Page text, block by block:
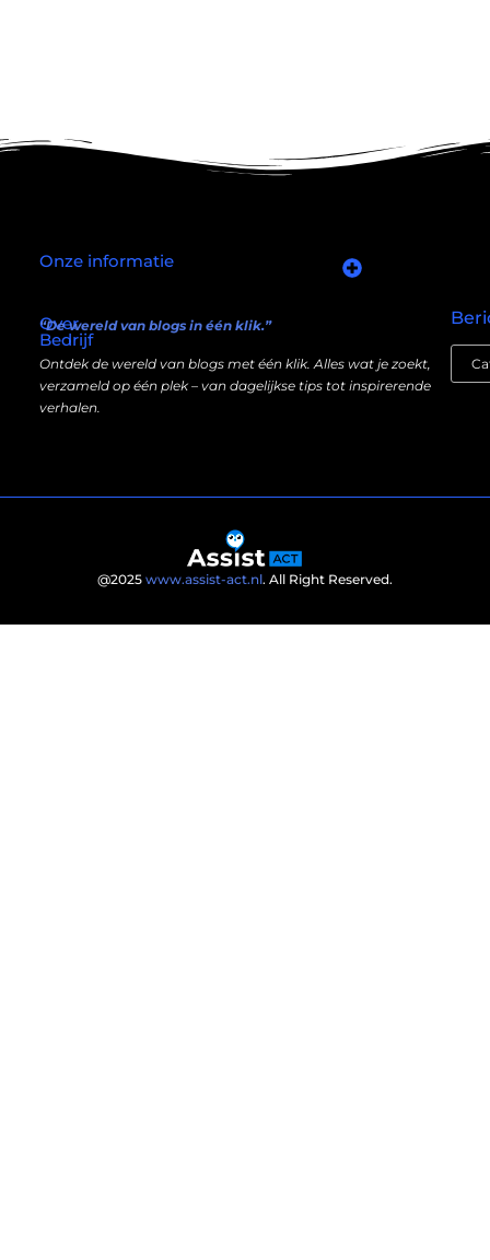
Over
Bedrijf
“De wereld van blogs in één klik.”
Ontdek de wereld van blogs met één klik. Alles wat je zoekt,
verzameld op één plek – van dagelijkse tips tot inspirerende
verhalen.
Onze informatie
@2025 www.assist-act.nl. All Right Reserved.